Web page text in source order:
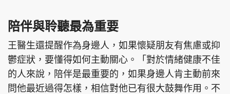
陪伴與聆聽最為重要
王醫生還提醒作為身邊人，如果懷疑朋友有焦慮或抑
鬱症狀，要懂得如何主動關心。「對於情緒健康不佳
的人來說，陪伴是最重要的，如果身邊人肯主動前來
問他最近過得怎樣，相信對他已有很大鼓舞作用。不